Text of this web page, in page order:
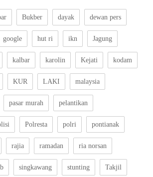
Bukber dayak dewan pers
google hut ri ikn Jagung
kalbar karolin Kejati kodam
KUR LAKI malaysia
pasar murah pelantikan
Polresta polri pontianak
rajia ramadan ria norsan
singkawang stunting Takjil